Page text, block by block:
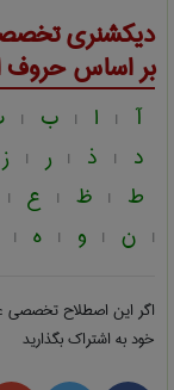
دیکشنری
بر اساس حروف
آ | ا | ب |
د | ذ | ر | ز
ط | ظ | ع |
| ن | و | ه |
اگر این اصطلاح تخصصی
خود به اشتراک بگذارید